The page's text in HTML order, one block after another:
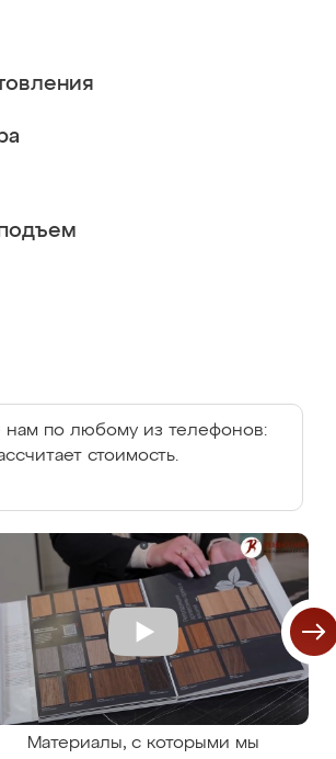
нам по любому из телефонов:
стоимость.
Материалы, с которыми мы